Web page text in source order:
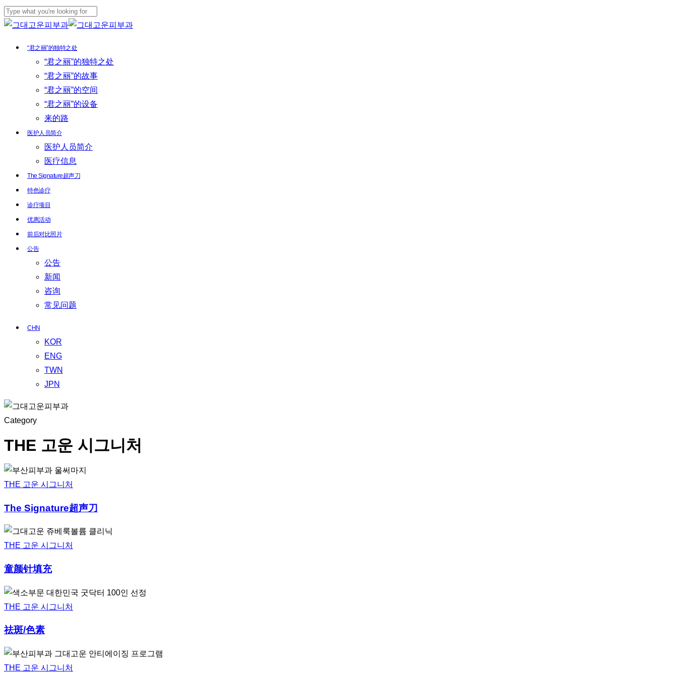
Skip
to
content
Close
Menu
“君之丽”的独特之处
“君之丽”的独特之处
“君之丽”的故事
“君之丽”的空间
“君之丽”的设备
来的路
医护人员简介
医护人员简介
医疗信息
The Signature超声刀
特色诊疗
诊疗项目
优惠活动
前后对比照片
公告
公告
新闻
咨询
常见问题
CHN
KOR
ENG
TWN
JPN
Category
THE 고운 시그니처
THE 고운 시그니처
The Signature超声刀
THE 고운 시그니처
童颜针填充
THE 고운 시그니처
祛斑/色素
THE 고운 시그니처